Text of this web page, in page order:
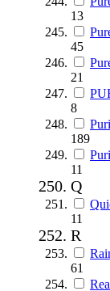
13
45
21
8
189
11
Q
11
R
61